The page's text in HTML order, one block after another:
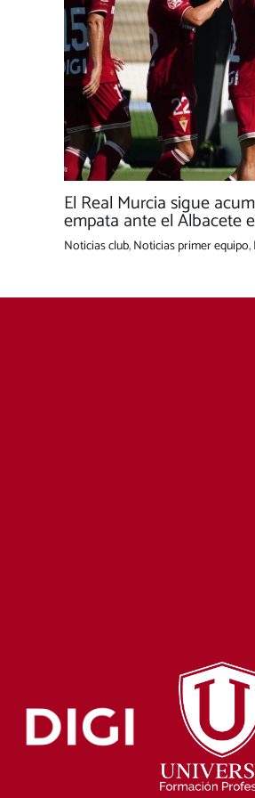
El Real Murcia sigue
empata ante el Albacete
Noticias club,Noticias primer equipo,